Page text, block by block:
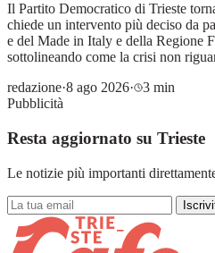
Il Partito Democratico di Trieste
chiede un intervento più deciso da
e del Made in Italy e della Regione
sottolineando come la crisi non
redazione·8 ago 2026·
3 min
Pubblicità
Resta aggiornato su Trieste
Le notizie più importanti